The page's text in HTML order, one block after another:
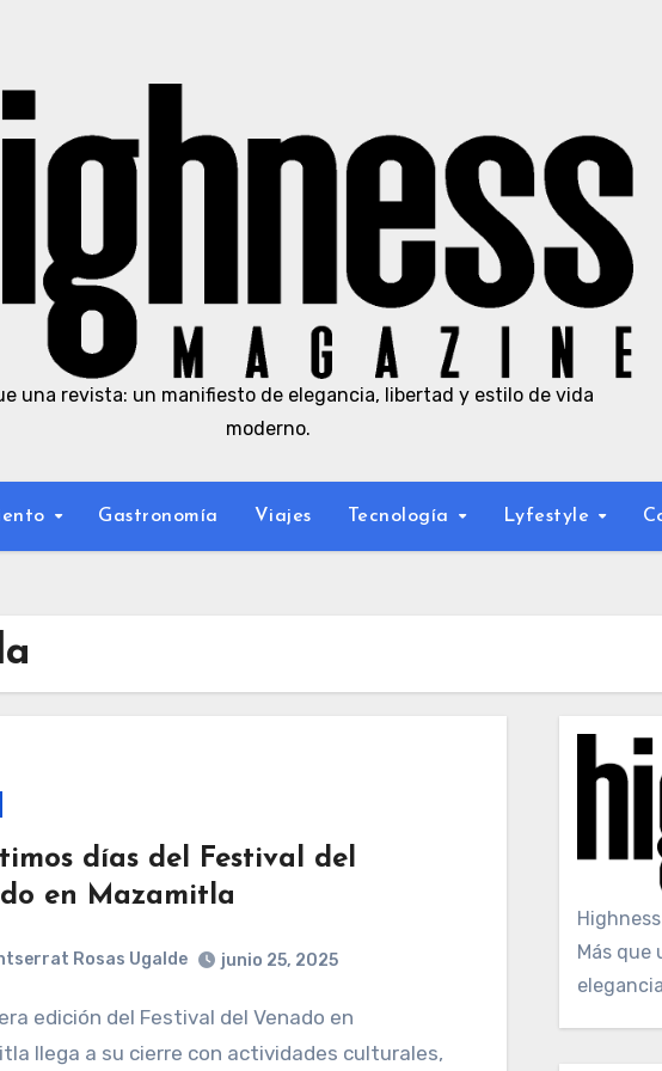
una revista: un manifiesto de elegancia, libertad y estilo de vida
moderno.
Gastronomía Viajes Tecnología Lyfestyle
días del Festival del
en Mazamitla
Rosas Ugalde junio 25, 2025
llega a su cierre con actividades culturales,
Más que